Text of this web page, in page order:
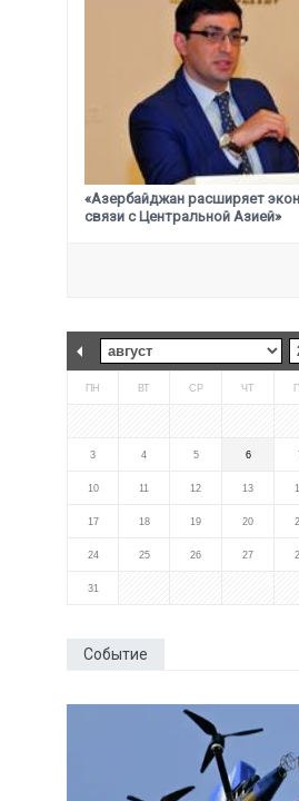
«Азербайджан расширяет
связи с Центральной Азией»
ПН ВТ СР ЧТ
3 4 5 6
10 11 12 13
17 18 19 20
24 25 26 27
31
Событие